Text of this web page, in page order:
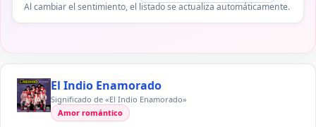
Al cambiar el sentimiento, el listado se actualiza automáticamente.
El Indio Enamorado
Significado de «El Indio Enamorado»
Amor romántico